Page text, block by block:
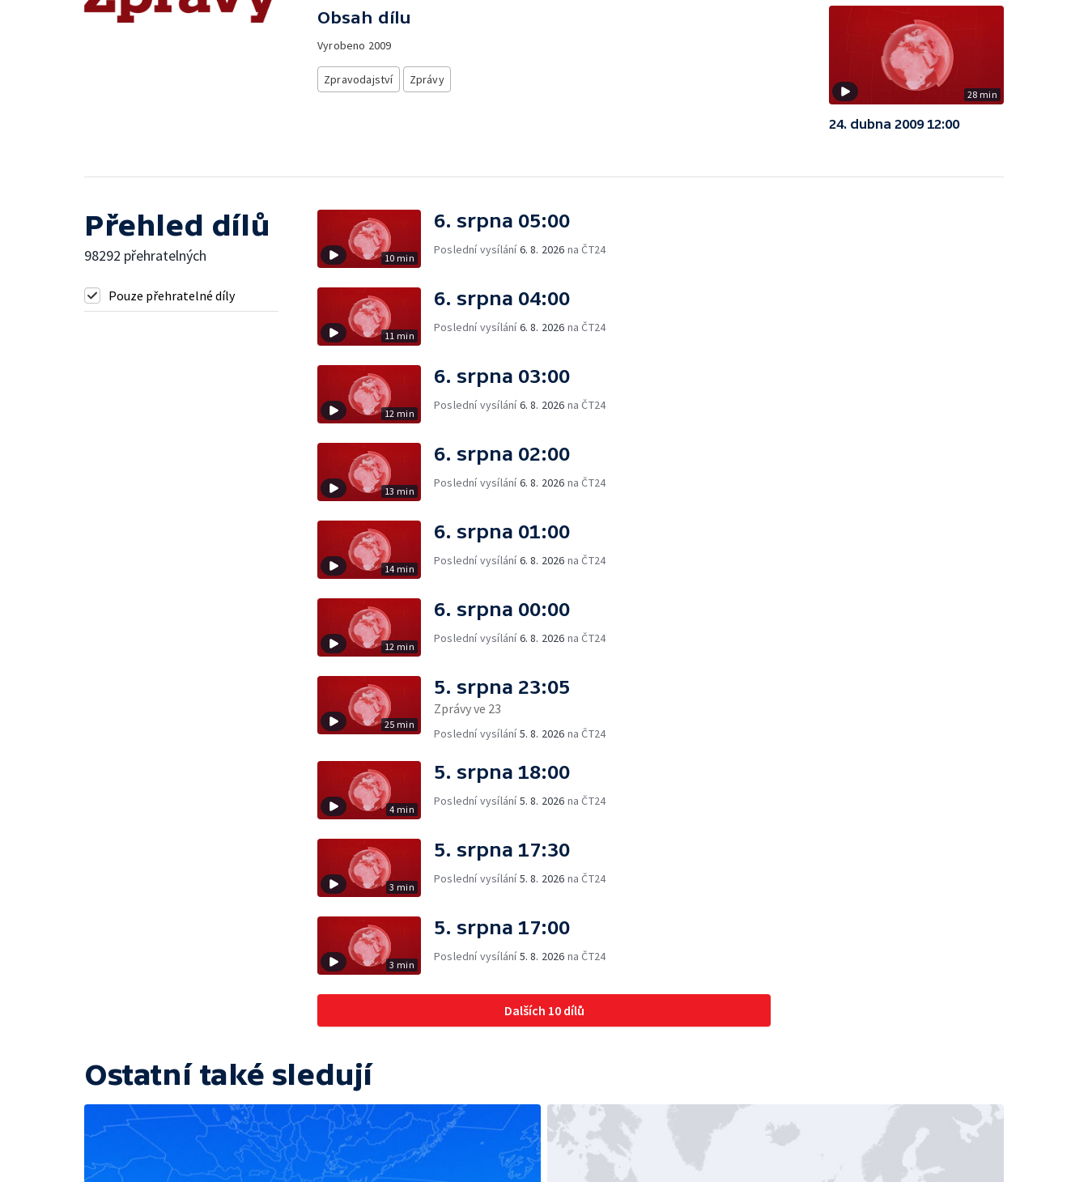
Obsah dílu
Vyrobeno 2009
Zpravodajství Zprávy
28 min
24. dubna 2009 12:00
Přehled dílů
98292 přehratelných
Pouze přehratelné díly
10 min
6. srpna 05:00
Poslední vysílání6. 8. 2026 na ČT24
11 min
6. srpna 04:00
Poslední vysílání6. 8. 2026 na ČT24
12 min
6. srpna 03:00
Poslední vysílání6. 8. 2026 na ČT24
13 min
6. srpna 02:00
Poslední vysílání6. 8. 2026 na ČT24
14 min
6. srpna 01:00
Poslední vysílání6. 8. 2026 na ČT24
12 min
6. srpna 00:00
Poslední vysílání6. 8. 2026 na ČT24
25 min
5. srpna 23:05
Zprávy ve 23
Poslední vysílání5. 8. 2026 na ČT24
4 min
5. srpna 18:00
Poslední vysílání5. 8. 2026 na ČT24
3 min
5. srpna 17:30
Poslední vysílání5. 8. 2026 na ČT24
3 min
5. srpna 17:00
Poslední vysílání5. 8. 2026 na ČT24
Dalších 10 dílů
Ostatní také sledují